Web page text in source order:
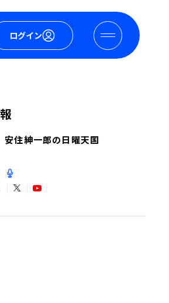
ログイン
安住紳一郎の日曜天国